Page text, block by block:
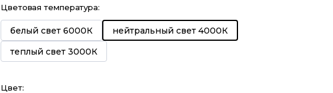
Цветовая температура:
белый свет 6000К
нейтральный свет 4000К
теплый свет 3000К
Цвет: